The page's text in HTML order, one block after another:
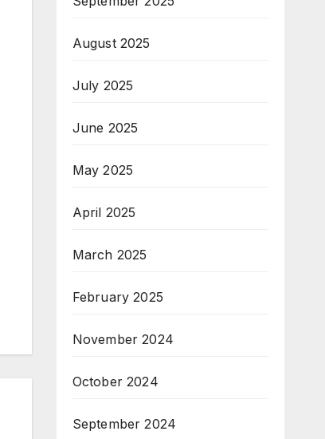
August 2025
July 2025
June 2025
May 2025
April 2025
March 2025
February 2025
November 2024
October 2024
September 2024